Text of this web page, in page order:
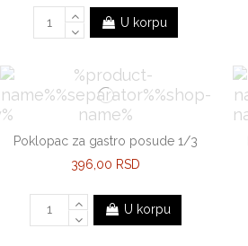
U korpu
Poklopac za gastro posude 1/3
396,00 RSD
U korpu